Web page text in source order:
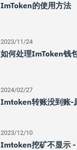
ImToken的使用方法
2023/11/24
如何处理imToken钱
2024/02/27
Imtoken转账没到账-
2023/12/10
Imtoken挖矿不显示